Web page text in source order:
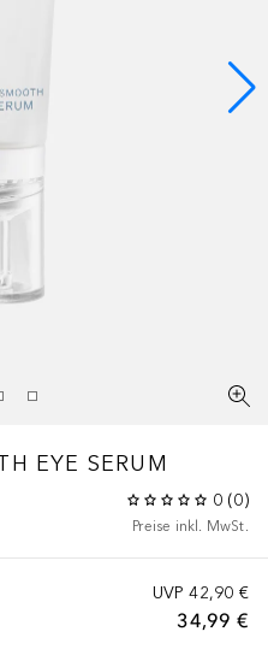
EYE SERUM
0 (0)
Preise inkl. MwSt.
UVP 42,90 €
34,99 €